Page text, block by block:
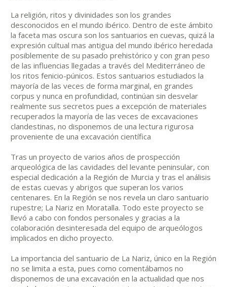
La religión, ritos y divinidades son los grandes
desconocidos en el mundo ibérico. Dentro de este ámbito
la faceta mas oscura son los santuarios en cuevas, quizá la
expresión cultual mas antigua del mundo ibérico heredada
posiblemente de su pasado prehistórico y con gran peso
de las influencias llegadas a través del Mediterráneo de
los ritos fenicio-púnicos. Estos santuarios estudiados la
mayoría de las veces de forma marginal, en grandes
corpus y nunca en profundidad, continúan sin desvelar
realmente sus secretos pues a excepción de materiales
recuperados la mayoría de las veces de excavaciones
clandestinas, no disponemos de una lectura rigurosa
proveniente de una excavación científica
Tras un proyecto de varios años de prospección
arqueológica de las cavidades del levante peninsular, con
especial dedicación a la Región de Murcia y tras el análisis
de estas cuevas y abrigos que superan los varios
centenares. En la Región se nos revela un claro santuario
rupestre; La Nariz en Moratalla. Todo este proyecto se
llevó a cabo con fondos personales y gracias a la
colaboración desinteresada del equipo de arqueólogos
implicados en dicho proyecto.
La importancia del santuario de La Nariz, único en la Región
no se limita a esta, pues como comentábamos no
disponemos de una excavación en la actualidad que nos